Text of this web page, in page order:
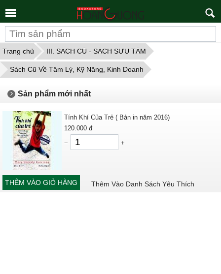
Trang chủ III. SÁCH CŨ - SÁCH SƯU TẦM
Sách Cũ Về Tâm Lý, Kỹ Năng, Kinh Doanh
Sản phẩm mới nhất
Tính Khí Của Trẻ ( Bản in năm 2016)
120.000 đ
−
+
THÊM VÀO GIỎ HÀNG Thêm Vào Danh Sách Yêu Thích